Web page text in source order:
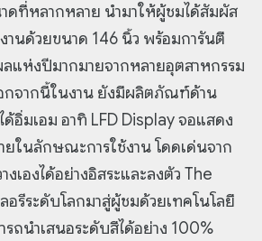
ดที่หลากหลาย นำมาให้ผู้ชมได้สัมผัส
นด้วยขนาด 146 นิ้ว พร้อมการันตี
ลแห่งปีมากมายจากหลายอุตสาหกรรม
กจากนี้ในงาน ยังมีผลิตภัณฑ์ด้าน
อิ่มเอม อาทิ LFD Display จอแสดง
ในลักษณะการใช้งาน โดดเด่นจาก
เองได้อย่างอิสระและลงตัว The
อรีระดับโลกมาสู่ผู้ชมด้วยเทคโนโลยี
ถนำเสนอระดับสีได้อย่าง 100%